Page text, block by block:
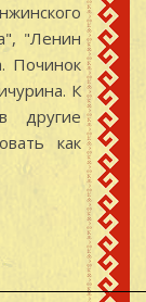
"Ленин
Починок
К
другие
как